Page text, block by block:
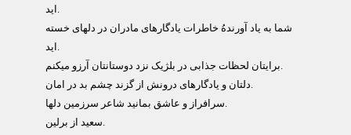
اید.
شما به یاد آورندهُ خاطرات یادگارهای مادران در دلهای خسته
اید.
برایتان لحظات جذابی در بلژیک نزد دوستانتان آرزو میکنم.
دلتان و یادگارهای درونش از گزند چشم بد در امان.
سرافراز و عاشق بمانید شاعر سرزمین دلها.
سعید از برلین.